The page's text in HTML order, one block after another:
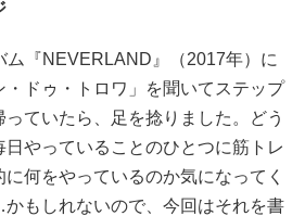
『NEVERLAND』（2017年）に
・ドゥ・トロワ」を聞いてステップ
ていたら、足を捻りました。どう
日やっていることのひとつに筋トレ
何をやっているのか気になってく
もしれないので、今回はそれを書